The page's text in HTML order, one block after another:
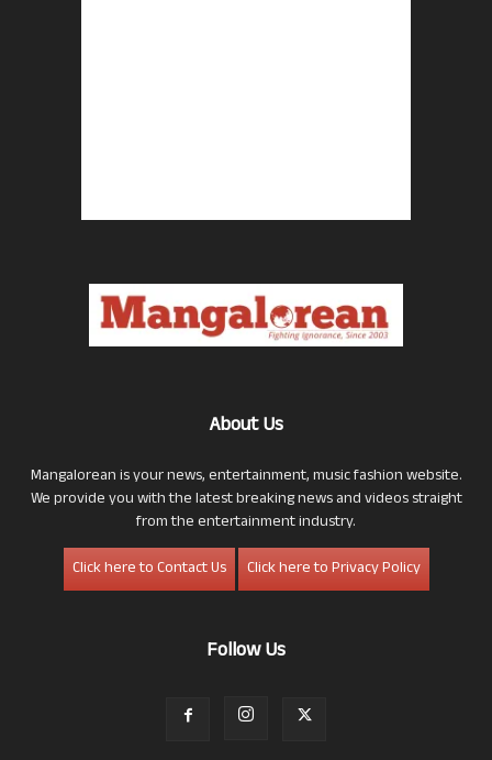
About Us
Mangalorean is your news, entertainment, music fashion website.
We provide you with the latest breaking news and videos straight
from the entertainment industry.
Click here to Contact Us
Click here to Privacy Policy
Follow Us